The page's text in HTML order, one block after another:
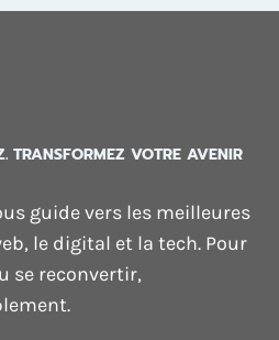
TRANSFORMEZ VOTRE AVENIR
guide vers les meilleures
le digital et la tech. Pour
se reconvertir,